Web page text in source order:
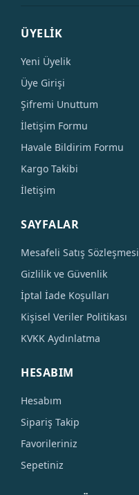
ÜYELİK
Yeni Üyelik
Üye Girişi
Şifremi Unuttum
İletişim Formu
Havale Bildirim Formu
Kargo Takibi
İletişim
SAYFALAR
Mesafeli Satış Sözleşmesi
Gizlilik ve Güvenlik
İptal İade Koşulları
Kişisel Veriler Politikası
KVKK Aydınlatma
HESABIM
Hesabım
Sipariş Takip
Favorileriniz
Sepetiniz